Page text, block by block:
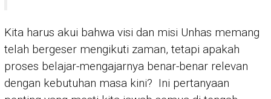
Kita harus akui bahwa visi dan misi Unhas memang
telah bergeser mengikuti zaman, tetapi apakah
proses belajar-mengajarnya benar-benar relevan
dengan kebutuhan masa kini? Ini pertanyaan